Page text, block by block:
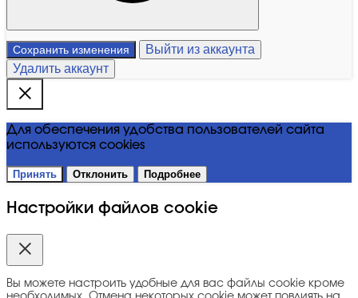
Сохранить изменения
Выйти из аккаунта
Удалить аккаунт
Для обеспечения удобства пользователей сайта
используются cookies
Принять Отклонить Подробнее
Настройки файлов cookie
Вы можете настроить удобные для вас файлы cookie кроме